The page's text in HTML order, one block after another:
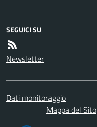
SEGUICI SU
Newsletter
Dati monitoraggio
Mappa del Sito